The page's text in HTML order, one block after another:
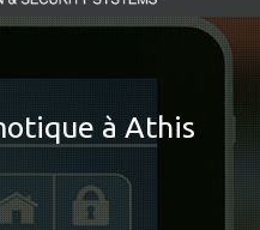
à Athis